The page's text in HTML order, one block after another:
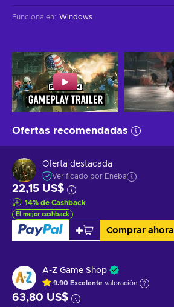
Funciona en: Windows
Ofertas recomendadas
Oferta destacada
Verificado por Eneba
22,15 US$
14% de Cashback
El mejor cashback
Comprar ahora
A-Z Game Shop
9.90 Excelente valoración
63,80 US$